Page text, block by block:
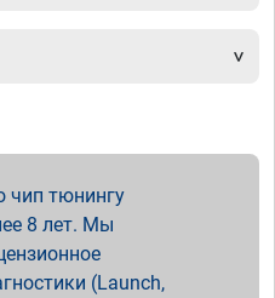
чип тюнингу
8 лет. Мы
(Launch,